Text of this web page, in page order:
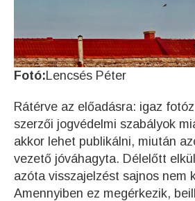
Fotó:Lencsés Péter
Rátérve az előadásra: igaz
szerzői jogvédelmi szabályok
akkor lehet publikálni, miután
vezető jóváhagyta. Délelőtt
azóta visszajelzést sajnos nem
Amennyiben ez megérkezik,